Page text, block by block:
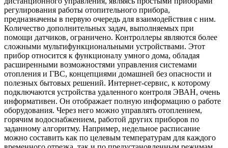
регулирования работы отопительного прибора,
предназначены в первую очередь для взаимодействия с ним.
Количество дополнительных задач, выполняемых при
помощи датчиков, ограничено. Контроллеры являются более
сложными мультифункциональными устройствами. Этот
прибор относится к функционалу умного дома, обладая
расширенными возможностями управления системами
отопления и ГВС, концепциями домашней без опасности и
полезных бытовых решений. Интернет-сервис, к которому
подключаются устройства удаленного контроля ЭВАН, очень
информативен. Он отображает полную информацию о работе
оборудования. Через него можно управлять отоплением,
горячим водоснабжением, работой других приборов по
заданному алгоритму. Например, недельное расписание
можно составить как по целевым температурам для каждого